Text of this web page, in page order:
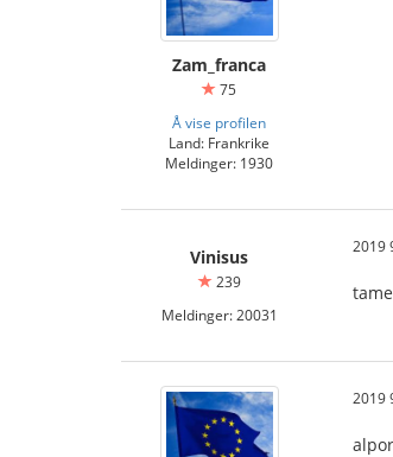
Zam_franca
75
Å vise profilen
Land: Frankrike
Meldinger: 1930
Vinisus
239
Meldinger: 20031
2019
2019